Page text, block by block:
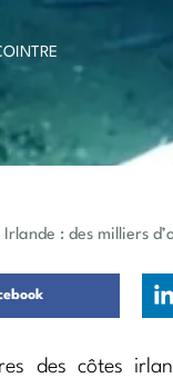
Irlande : des milliers
des côtes